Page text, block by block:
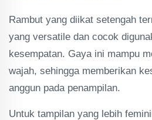
Rambut yang diikat setengah
yang versatile dan cocok
kesempatan. Gaya ini mampu
wajah, sehingga memberikan
anggun pada penampilan.
Untuk tampilan yang lebih